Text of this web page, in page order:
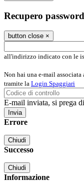
Recupero password
button close ×
all'indirizzo indicato con le
Non hai una e-mail
tramite la Login Spaggiari
E-mail inviata, si prega
Errore
Chiudi
Successo
Chiudi
Informazione